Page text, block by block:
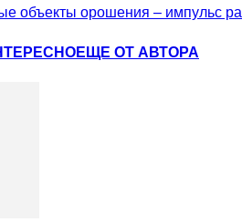
объекты орошения – импульс
ЕЩЕ ОТ АВТОРА